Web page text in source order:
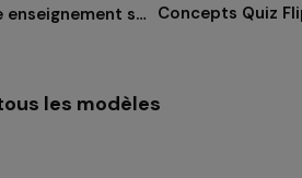
Calendrier académique enseignement supérieur Concepts Quiz
les modèles